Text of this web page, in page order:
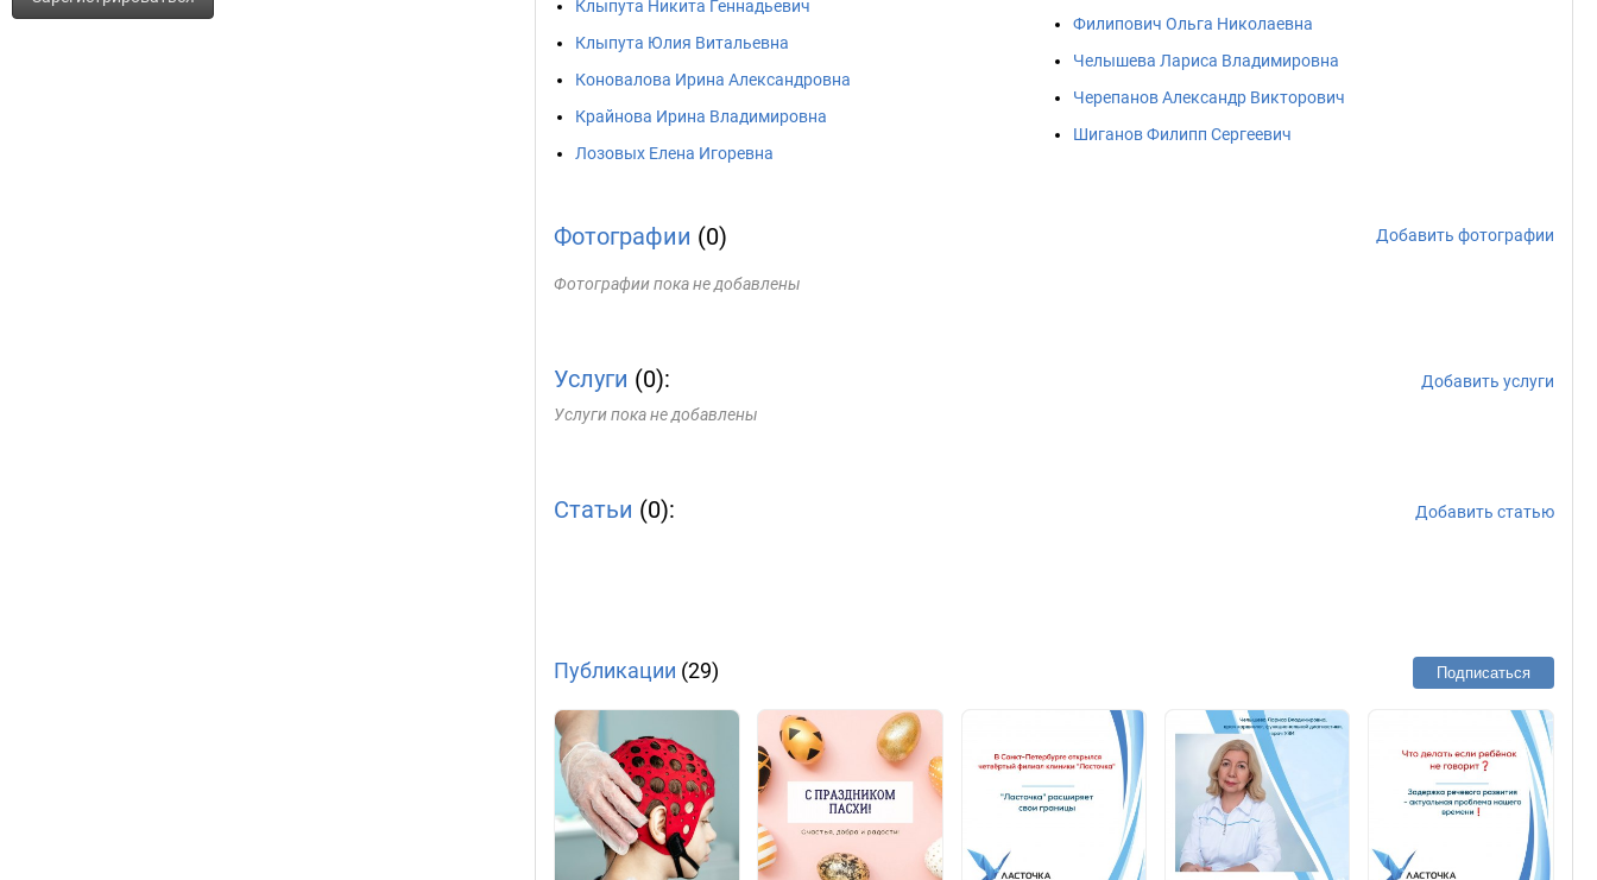
Клыпута Никита Геннадьевич
Клыпута Юлия Витальевна
Коновалова Ирина Александровна
Крайнова Ирина Владимировна
Лозовых Елена Игоревна
Филипович Ольга Николаевна
Челышева Лариса Владимировна
Черепанов Александр Викторович
Шиганов Филипп Сергеевич
Фотографии (0) Добавить фотографии
Фотографии пока не добавлены
Услуги (0):
Добавить услуги
Услуги пока не добавлены
Статьи (0): Добавить статью
Публикации (29) Подписаться